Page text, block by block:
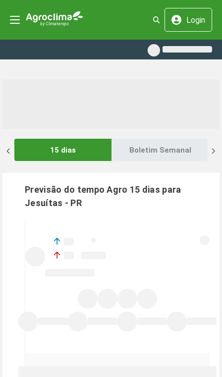
Login
15 dias Boletim Semanal
Previsão do tempo Agro 15 dias para
Jesuítas - PR